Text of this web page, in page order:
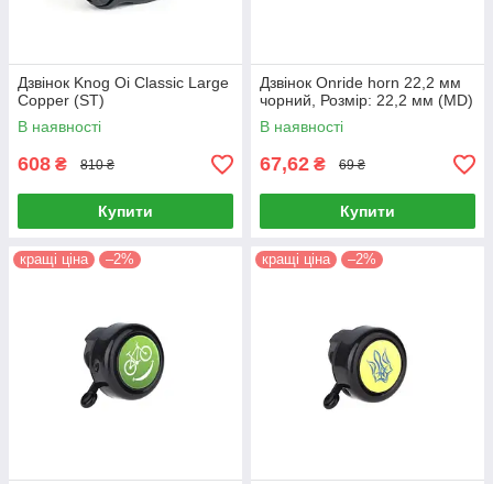
Дзвінок Knog Oi Classic Large
Copper (ST)
В наявності
608 ₴ 810 ₴
Купити
Дзвінок Onride horn 22,2 мм
чорний, Розмір: 22,2 мм (MD)
В наявності
67,62 ₴ 69 ₴
Купити
кращі ціна –2% кращі ціна –2%